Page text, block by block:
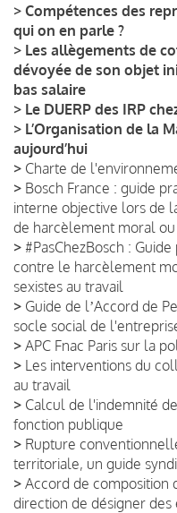
> Compétences des
qui on en parle ?
> Les allègements de
dévoyée de son objet
bas salaire
> Le DUERP des IRP
> L’Organisation de la
aujourd’hui
> Charte de
> Bosch France : guide
interne objective lors de
de harcèlement moral
> #PasChezBosch :
contre le harcèlement
sexistes au travail
> Guide de lʼAccord de
socle social de
> APC Fnac Paris sur la
> Les interventions du
au travail
> Calcul de l'indemnité
fonction publique
> Rupture
territoriale, un guide
> Accord de composition
direction de désigner des